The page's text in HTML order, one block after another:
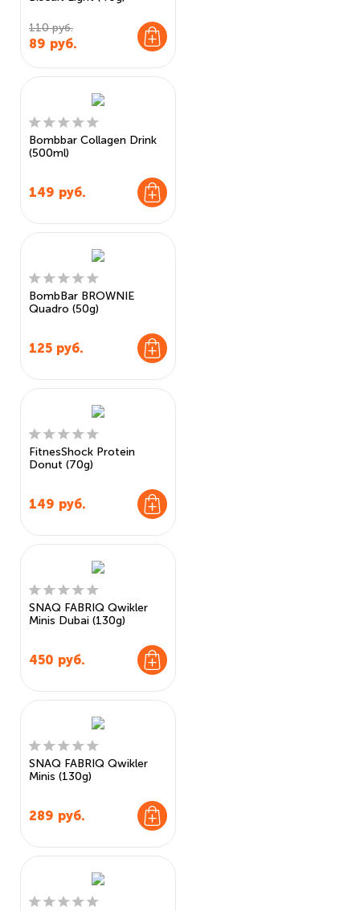
110 руб.
89 руб.
Bombbar Collagen Drink
(500ml)
149 руб.
BombBar BROWNIE
Quadro (50g)
125 руб.
FitnesShock Protein
Donut (70g)
149 руб.
SNAQ FABRIQ Qwikler
Minis Dubai (130g)
450 руб.
SNAQ FABRIQ Qwikler
Minis (130g)
289 руб.